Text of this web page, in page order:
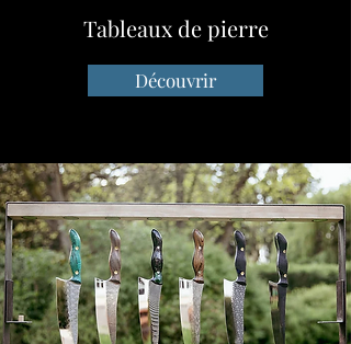
Tableaux de pierre
Découvrir